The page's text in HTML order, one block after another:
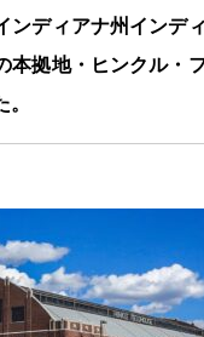
ンディアナ州インデ
本拠地・ヒンクル・